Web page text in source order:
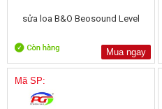
sửa loa B&O Beosound Level
Mua ngay
Mã SP: